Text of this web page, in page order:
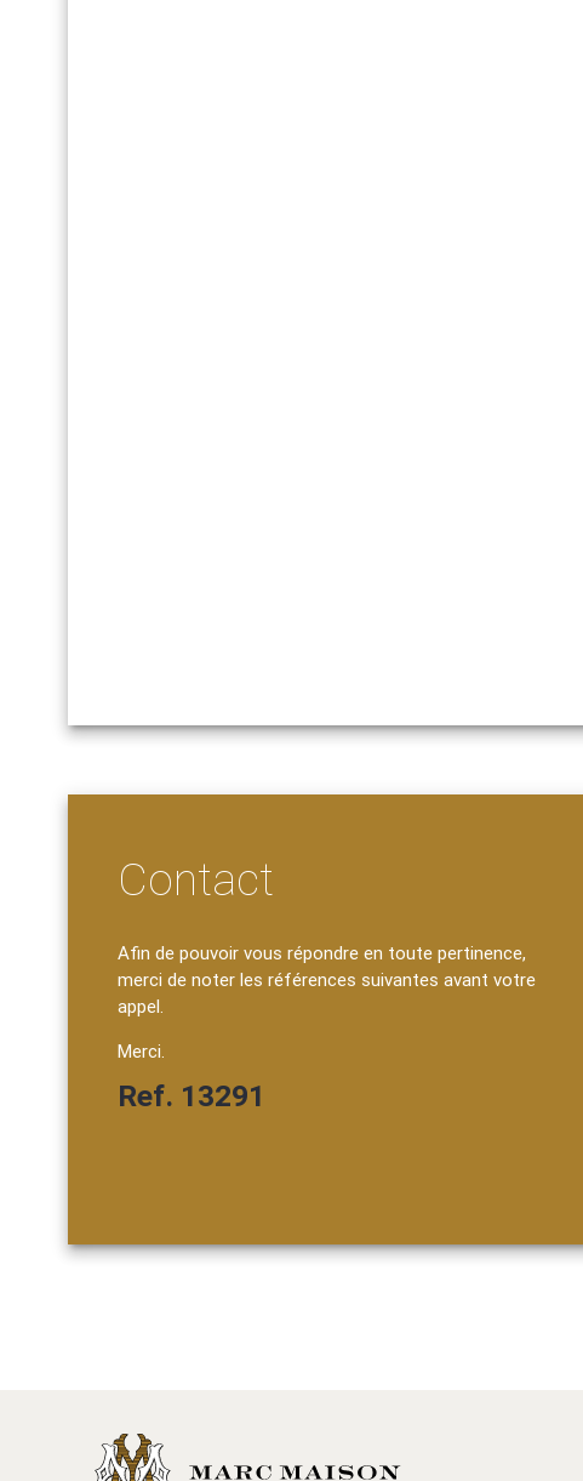
Contact
Afin de pouvoir vous répondre en toute pertinence,
merci de noter les références suivantes avant votre
appel.
Merci.
Ref. 13291